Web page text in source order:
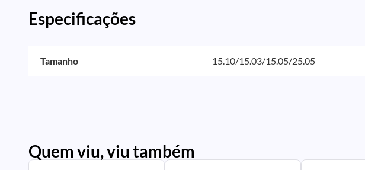
Especificações
Tamanho 15.10/15.03/15.05/25.05
Quem viu, viu também